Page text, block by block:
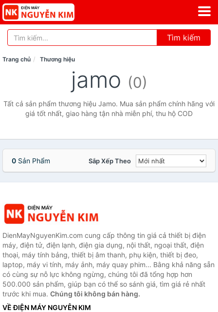
Tìm kiếm
Trang chủ Thương hiệu
jamo (0)
Tất cả sản phẩm thương hiệu Jamo. Mua sản phẩm chính hãng với
giá tốt nhất, giao hàng tận nhà miễn phí, thu hộ COD
0 Sản Phẩm Sắp Xếp Theo
DienMayNguyenKim.com cung cấp thông tin giá cả thiết bị điện
máy, điện tử, điện lạnh, điện gia dụng, nội thất, ngoại thất, điện
thoại, máy tính bảng, thiết bị âm thanh, phụ kiện, thiết bị đeo,
laptop, máy vi tính, máy ảnh, máy quay phim... Bằng khả năng sẵn
có cùng sự nỗ lực không ngừng, chúng tôi đã tổng hợp hơn
500.000 sản phẩm, giúp bạn có thể so sánh giá, tìm giá rẻ nhất
trước khi mua. Chúng tôi không bán hàng.
VỀ ĐIỆN MÁY NGUYỄN KIM